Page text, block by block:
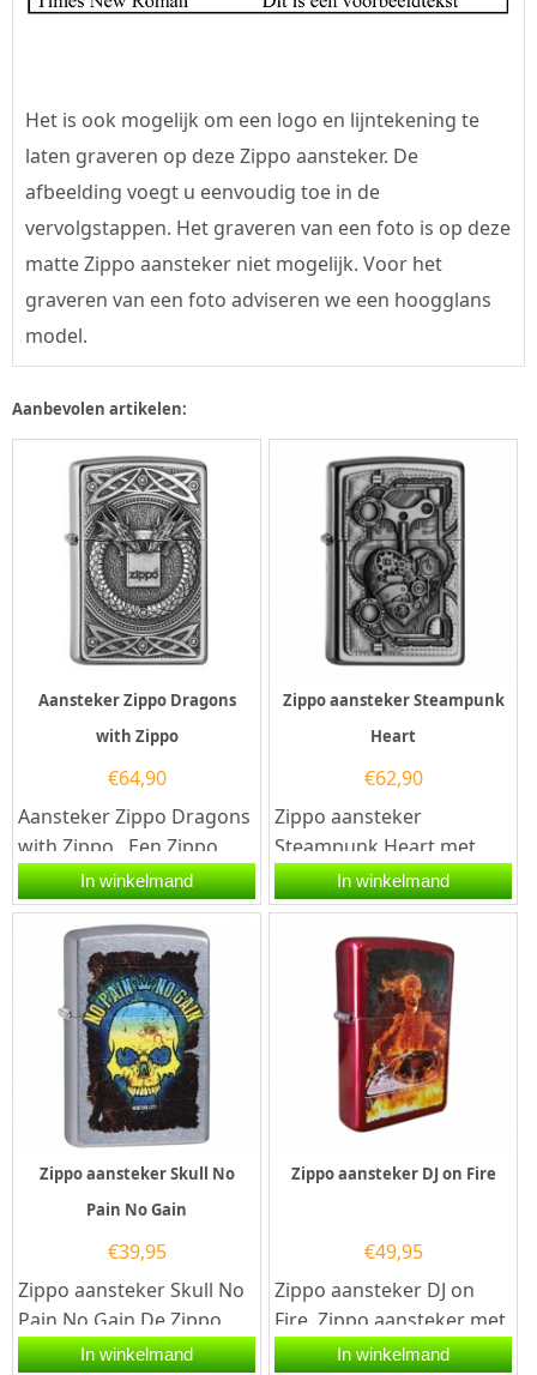
Het is ook mogelijk om een logo en lijntekening te
laten graveren op deze Zippo aansteker. De
afbeelding voegt u eenvoudig toe in de
vervolgstappen. Het graveren van een foto is op deze
matte Zippo aansteker niet mogelijk. Voor het
graveren van een foto adviseren we een hoogglans
model.
Aanbevolen artikelen:
Aansteker Zippo Dragons
with Zippo
€64,90
Aansteker Zippo Dragons
with Zippo. Een Zippo
aansteker is een
kwalitatief...
In winkelmand
Zippo aansteker Steampunk
Heart
€62,90
Zippo aansteker
Steampunk Heart met
Zippo code 2005032. Deze
Zippo aansteker heeft
een mat zilveren...
In winkelmand
Zippo aansteker Skull No
Pain No Gain
€39,95
Zippo aansteker Skull No
Pain No Gain.De Zippo
aansteker heeft een
In winkelmand
Zippo aansteker DJ on Fire
€49,95
Zippo aansteker DJ on
Fire. Zippo aansteker met
een Candy Apple Red
In winkelmand